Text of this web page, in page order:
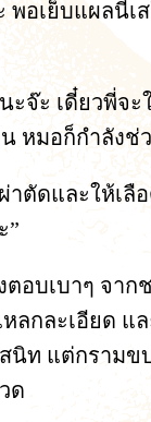
พอเย็บแผลนี้เ
ะจ๊ะ เดี๋ยวพี่จะ
หมอก็กำลังช่
าตัดและให้เลื
”
ตอบเบาๆ จา
ลกละเอียด แ
นิท แต่กราม
ด